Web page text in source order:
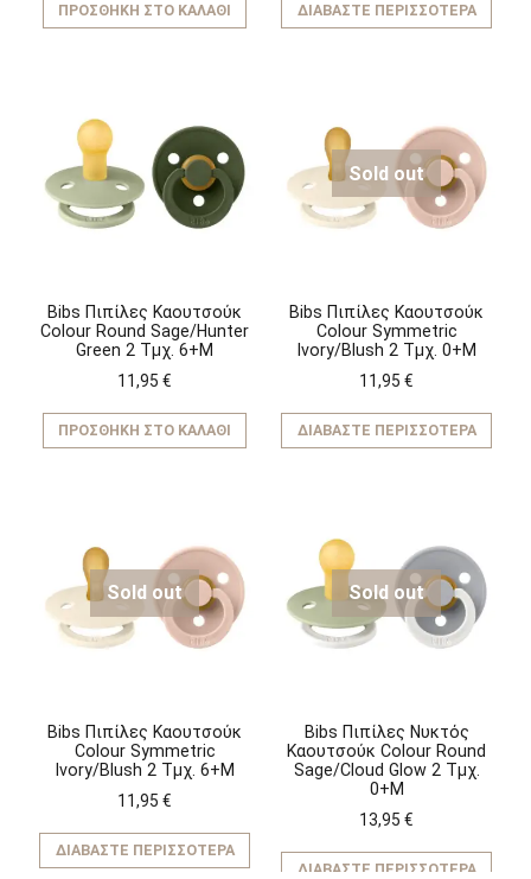
ΠΡΟΣΘΉΚΗ ΣΤΟ ΚΑΛΆΘΙ ΔΙΑΒΆΣΤΕ ΠΕΡΙΣΣΌΤΕΡΑ
Bibs Πιπίλες Καουτσούκ
Colour Round Sage/Hunter
Green 2 Τμχ. 6+M
11,95 €
ΠΡΟΣΘΉΚΗ ΣΤΟ ΚΑΛΆΘΙ
Sold out
Bibs Πιπίλες Καουτσούκ
Colour Symmetric
Ivory/Blush 2 Τμχ. 0+M
11,95 €
ΔΙΑΒΆΣΤΕ ΠΕΡΙΣΣΌΤΕΡΑ
Sold out
Bibs Πιπίλες Καουτσούκ
Colour Symmetric
Ivory/Blush 2 Τμχ. 6+M
11,95 €
ΔΙΑΒΆΣΤΕ ΠΕΡΙΣΣΌΤΕΡΑ
Sold out
Bibs Πιπίλες Νυκτός
Καουτσούκ Colour Round
Sage/Cloud Glow 2 Τμχ.
0+M
13,95 €
ΔΙΑΒΆΣΤΕ ΠΕΡΙΣΣΌΤΕΡΑ